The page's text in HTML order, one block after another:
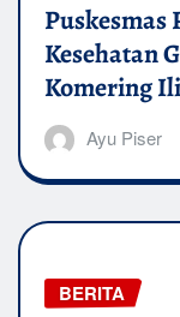
Puskesmas
Kesehatan
Komering
Ayu Piser
BERITA